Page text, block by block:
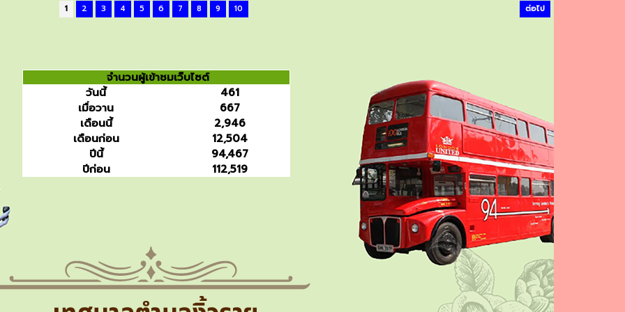
1 2 3 4 5 6 7 8 9 10 ต่อไป
จำนวนผู้เข้าชมเว็บไซต์
วันนี้
461
เมื่อวาน
667
เดือนนี้
2,946
เดือนก่อน
12,504
ปีนี้
94,467
ปีก่อน
112,519